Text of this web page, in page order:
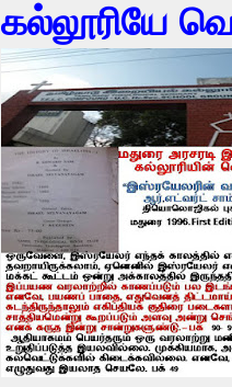
கல்லூரியே